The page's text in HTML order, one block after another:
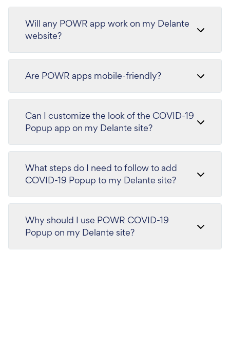
Will any POWR app work on my Delante
website?
Are POWR apps mobile-friendly?
Can I customize the look of the COVID-19
Popup app on my Delante site?
What steps do I need to follow to add
COVID-19 Popup to my Delante site?
Why should I use POWR COVID-19
Popup on my Delante site?